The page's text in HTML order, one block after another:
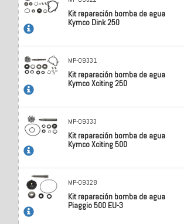
Kit reparación bomba de agua
Kymco Dink 250
MP-09331
Kit reparación bomba de agua
Kymco Xciting 250
MP-09333
Kit reparación bomba de agua
Kymco Xciting 500
MP-09328
Kit reparación bomba de agua
Piaggio 500 EU-3